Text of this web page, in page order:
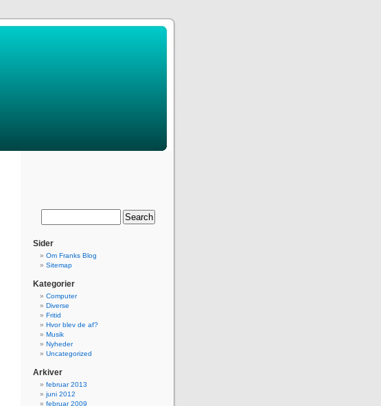
Sider
Om Franks Blog
Sitemap
Kategorier
Computer
Diverse
Fritid
Hvor blev de af?
Musik
Nyheder
Uncategorized
Arkiver
februar 2013
juni 2012
februar 2009